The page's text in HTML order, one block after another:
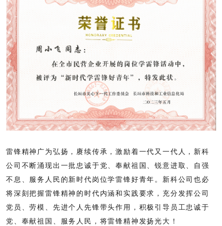
雷锋精神广为弘扬，赓续传承，激励着一代又一代人，新科
公司不断涌现出一批忠诚于党、奉献祖国、锐意进取、自强
不息、服务人民的新时代岗位学雷锋好青年。新科公司也必
将深刻把握雷锋精神的时代内涵和实践要求， 充分发挥公司
党员、劳模、先进个人先锋带头作用，积极引导员工忠诚于
党、奉献祖国、服务人民，将雷锋精神发扬光大！